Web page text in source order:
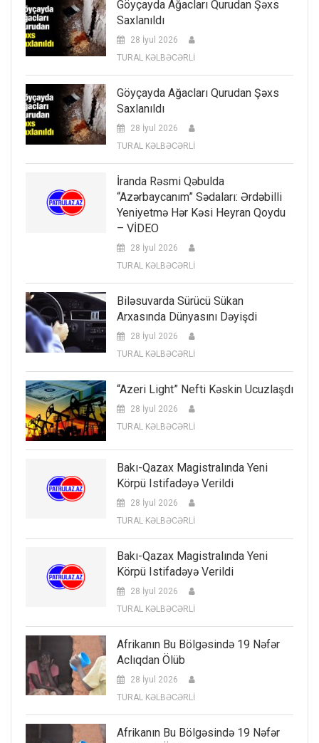
Göyçayda Ağacları Qurudan Şəxs
Saxlanıldı
28 İyul 2026
TURAL KƏLBƏCƏRLİ
Göyçayda Ağacları Qurudan Şəxs
Saxlanıldı
28 İyul 2026
TURAL KƏLBƏCƏRLİ
İranda Rəsmi Qəbulda
“Azərbaycanım” Sədaları: Ərdəbilli
Yeniyetmə Hər Kəsi Heyran Qoydu
– VİDEO
28 İyul 2026
TURAL KƏLBƏCƏRLİ
Biləsuvarda Sürücü Sükan
Arxasında Dünyasını Dəyişdi
28 İyul 2026
TURAL KƏLBƏCƏRLİ
“Azeri Light” Nefti Kəskin Ucuzlaşdı
28 İyul 2026
TURAL KƏLBƏCƏRLİ
Bakı-Qazax Magistralında Yeni
Körpü Istifadəyə Verildi
28 İyul 2026
TURAL KƏLBƏCƏRLİ
Bakı-Qazax Magistralında Yeni
Körpü Istifadəyə Verildi
28 İyul 2026
TURAL KƏLBƏCƏRLİ
Afrikanın Bu Bölgəsində 19 Nəfər
Aclıqdan Ölüb
28 İyul 2026
TURAL KƏLBƏCƏRLİ
Afrikanın Bu Bölgəsində 19 Nəfər